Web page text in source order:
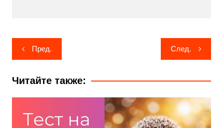
Навигация
по
записям
Пред. След.
Читайте также: